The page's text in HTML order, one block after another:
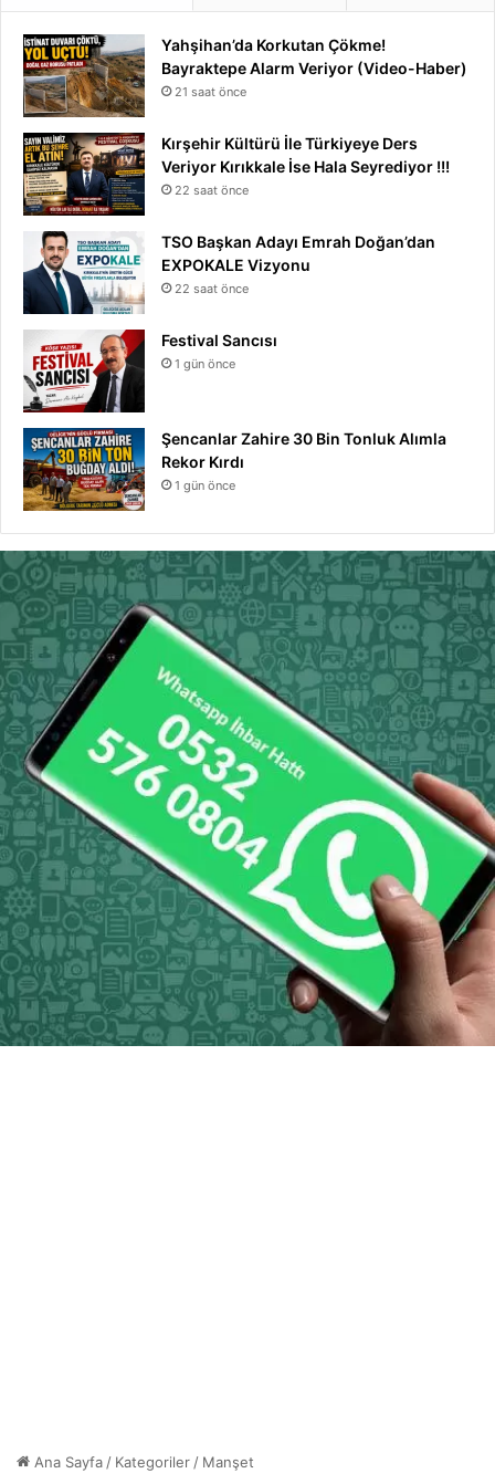
Yahşihan’da Korkutan Çökme!
Bayraktepe Alarm Veriyor (Video-Haber)
21 saat önce
Kırşehir Kültürü İle Türkiyeye Ders
Veriyor Kırıkkale İse Hala Seyrediyor !!!
22 saat önce
TSO Başkan Adayı Emrah Doğan’dan
EXPOKALE Vizyonu
22 saat önce
Festival Sancısı
1 gün önce
Şencanlar Zahire 30 Bin Tonluk Alımla
Rekor Kırdı
1 gün önce